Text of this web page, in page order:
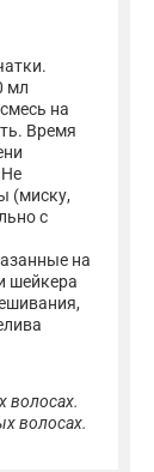
мл
на
Время
(миску,
с
на
шейкера
волосах.
волосах.